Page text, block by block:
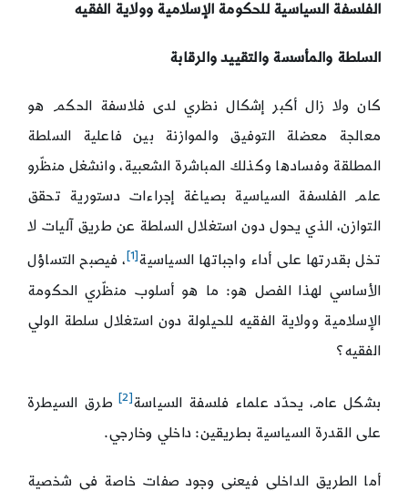
الفلسفة السياسية للحكومة الإسلامية وولاية الفقيه
السلطة والمأسسة والتقييد والرقابة
كان ولا زال أكبر إشكال نظري لدى فلاسفة الحكم هو
معالجة معضلة التوفيق والموازنة بين فاعلية السلطة
المطلقة وفسادها وكذلك المباشرة الشعبية، وانشغل منظّرو
علم الفلسفة السياسية بصياغة إجراءات دستورية تحقق
التوازن، الذي يحول دون استغلال السلطة عن طريق آليات لا
تخل بقدرتها على أداء واجباتها السياسية[1]
، فيصبح التساؤل
الأساسي لهذا الفصل هو: ما هو أسلوب منظّري الحكومة
الإسلامية وولاية الفقيه للحيلولة دون استغلال سلطة الولي
الفقيه؟
بشكل عام، يحدّد علماء فلسفة السياسة[2]
طرق السيطرة
على القدرة السياسية بطريقين: داخلي وخارجي.
أما الطريق الداخلي فيعني وجود صفات خاصة في شخصية